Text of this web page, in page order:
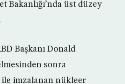
Bakanlığı’nda üst düzey
Başkanı Donald
sonra
imzalanan nükleer